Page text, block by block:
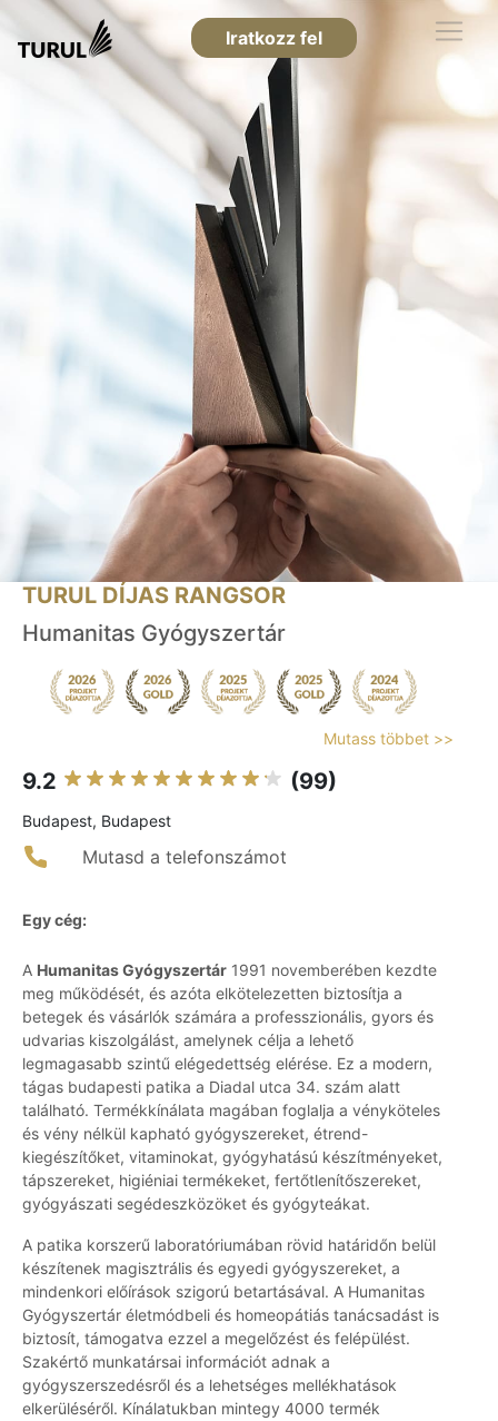
Iratkozz fel
TURUL DÍJAS RANGSOR
Humanitas Gyógyszertár
Mutass többet >>
9.2 (99)
Budapest, Budapest
Mutasd a telefonszámot
Egy cég:
A Humanitas Gyógyszertár 1991 novemberében kezdte
meg működését, és azóta elkötelezetten biztosítja a
betegek és vásárlók számára a professzionális, gyors és
udvarias kiszolgálást, amelynek célja a lehető
legmagasabb szintű elégedettség elérése. Ez a modern,
tágas budapesti patika a Diadal utca 34. szám alatt
található. Termékkínálata magában foglalja a vényköteles
és vény nélkül kapható gyógyszereket, étrend-
kiegészítőket, vitaminokat, gyógyhatású készítményeket,
tápszereket, higiéniai termékeket, fertőtlenítőszereket,
gyógyászati segédeszközöket és gyógyteákat.
A patika korszerű laboratóriumában rövid határidőn belül
készítenek magisztrális és egyedi gyógyszereket, a
mindenkori előírások szigorú betartásával. A Humanitas
Gyógyszertár életmódbeli és homeopátiás tanácsadást is
biztosít, támogatva ezzel a megelőzést és felépülést.
Szakértő munkatársai információt adnak a
gyógyszerszedésről és a lehetséges mellékhatások
elkerüléséről. Kínálatukban mintegy 4000 termék